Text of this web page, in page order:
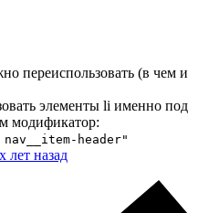
переиспользовать (в чем и
элементы li именно под
модификатор:
header"
лет назад